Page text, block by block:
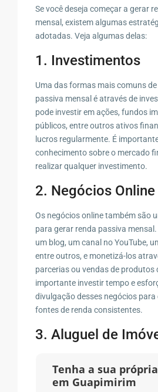
Se você deseja começar a gerar
mensal, existem algumas
adotadas. Veja algumas delas:
1. Investimentos
Uma das formas mais comuns
passiva mensal é através de
pode investir em ações, fundos
públicos, entre outros ativos
lucros regularmente. É
conhecimento sobre o mercado
realizar qualquer investimento.
2. Negócios Online
Os negócios online também são
para gerar renda passiva
um blog, um canal no YouTube,
entre outros, e monetizá-los
parcerias ou vendas de produtos
importante investir tempo e
divulgação desses negócios para
fontes de renda consistentes.
3. Aluguel de
Tenha a sua
em Guapimirim